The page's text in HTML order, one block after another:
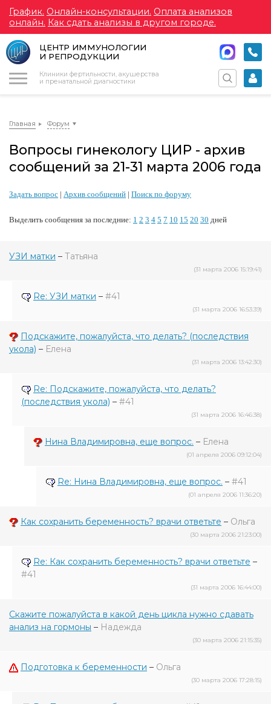
График. Онлайн-консультации. Оплата анализов
онлайн. Как сдать анализы в другом городе.
ЦЕНТР ИММУНОЛОГИИ
И РЕПРОДУКЦИИ
Клиники фертильности, акушерства
и пренатальной диагностики
Главная Форум
Вопросы гинекологу ЦИР - архив
сообщений за 21-31 марта 2006 года
Задать вопрос | Архив сообщений | Поиск по форуму
Выделить сообщения за последние: 1 2 3 4 5 7 10 15 20 30 дней
УЗИ матки – Татьяна
(31 марта 2006 15:19:41)
Re: УЗИ матки – #41
(31 марта 2006 16:53:39)
Подскажите, пожалуйста, что делать? (последствия
укола) – Елена
(31 марта 2006 13:42:30)
Re: Подскажите, пожалуйста, что делать?
(последствия укола) – #41
(31 марта 2006 16:46:38)
Нина Владимировна, еще вопрос. – Елена
(01 апреля 2006 09:12:04)
Re: Нина Владимировна, еще вопрос. – #41
(01 апреля 2006 11:36:20)
Как сохранить беременность? врачи ответьте – Ольга
(30 марта 2006 21:23:00)
Re: Как сохранить беременность? врачи ответьте –
#41
(31 марта 2006 16:44:00)
Скажите пожалуйста в какой день цикла нужно сдавать
анализ на гормоны – Надежда
(30 марта 2006 21:15:35)
Подготовка к беременности – Ольга
(30 марта 2006 17:28:15)